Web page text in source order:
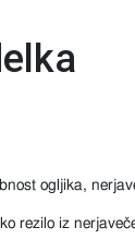
ogljika,
rezilo iz